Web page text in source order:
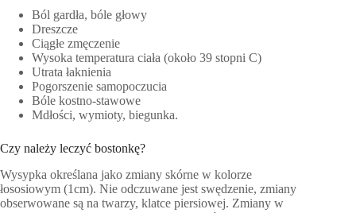
Ból gardła, bóle głowy
Dreszcze
Ciągłe zmęczenie
Wysoka temperatura ciała (około 39 stopni C)
Utrata łaknienia
Pogorszenie samopoczucia
Bóle kostno-stawowe
Mdłości, wymioty, biegunka.
Czy należy leczyć bostonkę?
Wysypka określana jako zmiany skórne w kolorze
łososiowym (1cm). Nie odczuwane jest swędzenie, zmiany
obserwowane są na twarzy, klatce piersiowej. Zmiany w